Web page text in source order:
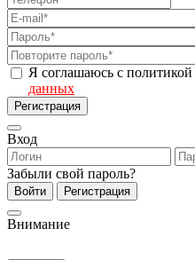
Я соглашаюсь с политикой
данных
Регистрация
Вход
Забыли свой пароль?
Войти Регистрация
Внимание